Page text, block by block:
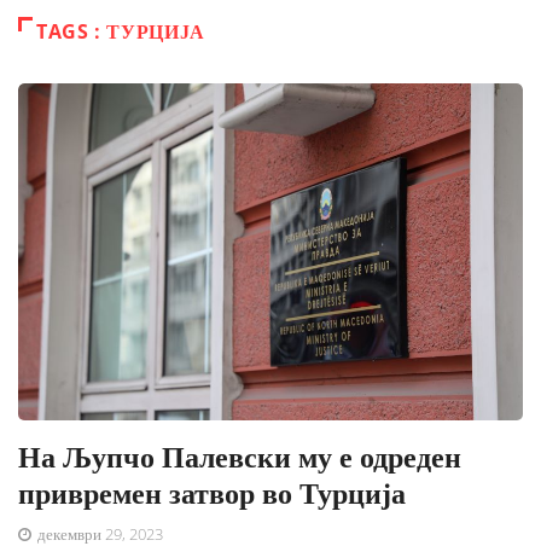
TAGS : ТУРЦИЈА
На Љупчо Палевски му е одреден
привремен затвор во Турција
декември 29, 2023